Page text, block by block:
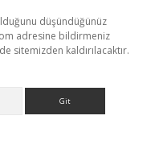
düşündüğünüz
adresine bildirmeniz
sitemizden kaldırılacaktır.